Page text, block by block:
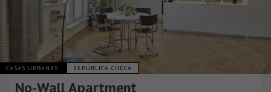
CASAS URBANAS REPÚBLICA CHECA
No-Wall Apartment